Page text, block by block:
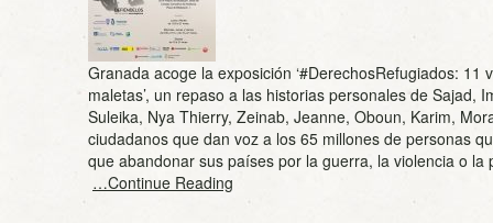
Granada acoge la exposición ‘#DerechosRefugiados: 11
maletas’, un repaso a las historias personales de Sajad,
Suleika, Nya Thierry, Zeinab, Jeanne, Oboun, Karim,
ciudadanos que dan voz a los 65 millones de personas
que abandonar sus países por la guerra, la violencia o la
…Continue Reading